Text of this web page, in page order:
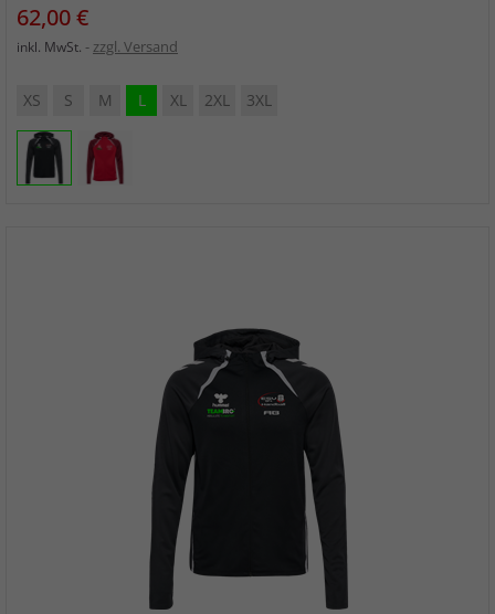
Preis
62,00 €
inkl. MwSt. zzgl. Versand
XS S M L XL 2XL 3XL